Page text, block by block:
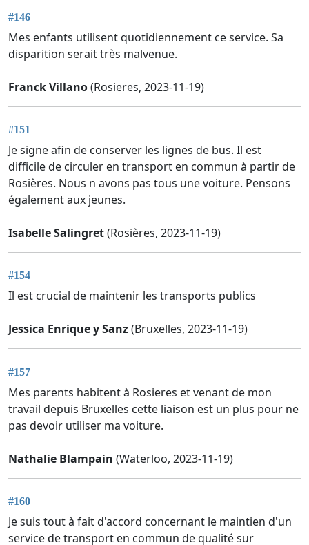
#146
Mes enfants utilisent quotidiennement ce service. Sa
disparition serait très malvenue.
Franck Villano(Rosieres, 2023-11-19)
#151
Je signe afin de conserver les lignes de bus. Il est
difficile de circuler en transport en commun à partir de
Rosières. Nous n avons pas tous une voiture. Pensons
également aux jeunes.
Isabelle Salingret(Rosières, 2023-11-19)
#154
Il est crucial de maintenir les transports publics
Jessica Enrique y Sanz(Bruxelles, 2023-11-19)
#157
Mes parents habitent à Rosieres et venant de mon
travail depuis Bruxelles cette liaison est un plus pour ne
pas devoir utiliser ma voiture.
Nathalie Blampain (Waterloo, 2023-11-19)
#160
Je suis tout à fait d'accord concernant le maintien d'un
service de transport en commun de qualité sur